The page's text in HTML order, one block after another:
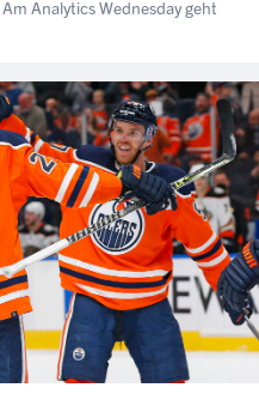
Analytics Wednesday geht